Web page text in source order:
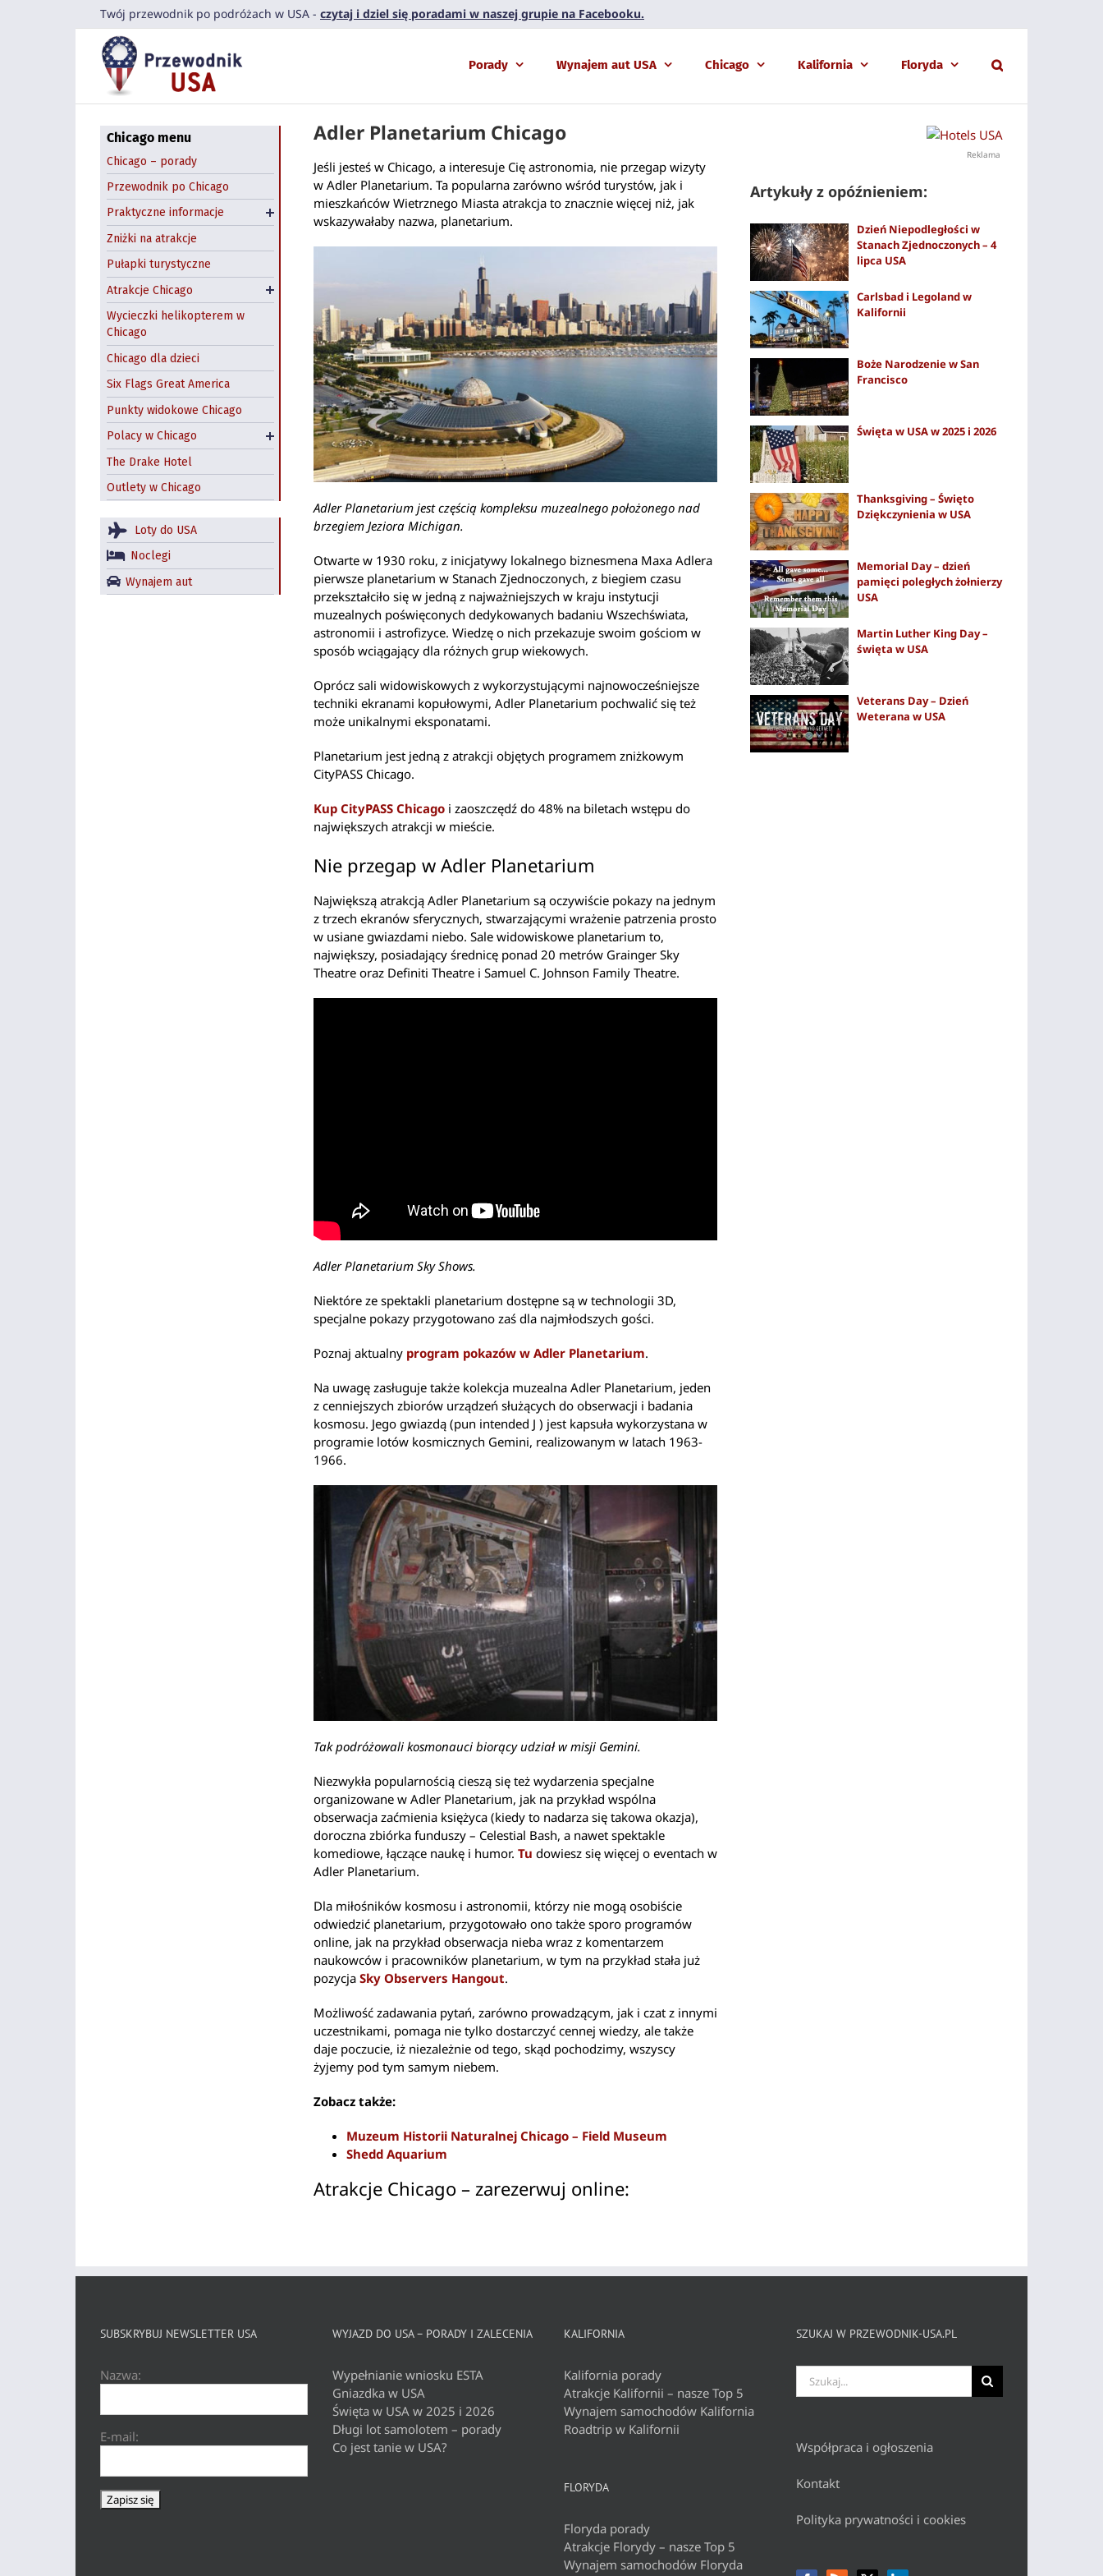
Twój przewodnik po podróżach w USA - czytaj i dziel się poradami w naszej grupie na Facebooku.
Porady Wynajem aut USA Chicago Kalifornia Floryda
Adler Planetarium Chicago
Jeśli jesteś w Chicago, a interesuje Cię astronomia, nie przegap wizyty
w Adler Planetarium. Ta popularna zarówno wśród turystów, jak i
mieszkańców Wietrznego Miasta atrakcja to znacznie więcej niż, jak
wskazywałaby nazwa, planetarium.
Adler Planetarium jest częścią kompleksu muzealnego położonego nad
brzegiem Jeziora Michigan.
Otwarte w 1930 roku, z inicjatywy lokalnego biznesmena Maxa Adlera
pierwsze planetarium w Stanach Zjednoczonych, z biegiem czasu
przekształciło się w jedną z najważniejszych w kraju instytucji
muzealnych poświęconych dedykowanych badaniu Wszechświata,
astronomii i astrofizyce. Wiedzę o nich przekazuje swoim gościom w
sposób wciągający dla różnych grup wiekowych.
Oprócz sali widowiskowych z wykorzystującymi najnowocześniejsze
techniki ekranami kopułowymi, Adler Planetarium pochwalić się też
może unikalnymi eksponatami.
Planetarium jest jedną z atrakcji objętych programem zniżkowym
CityPASS Chicago.
Kup CityPASS Chicago i zaoszczędź do 48% na biletach wstępu do
największych atrakcji w mieście.
Nie przegap w Adler Planetarium
Największą atrakcją Adler Planetarium są oczywiście pokazy na jednym
z trzech ekranów sferycznych, stwarzającymi wrażenie patrzenia prosto
w usiane gwiazdami niebo. Sale widowiskowe planetarium to,
największy, posiadający średnicę ponad 20 metrów Grainger Sky
Theatre oraz Definiti Theatre i Samuel C. Johnson Family Theatre.
Adler Planetarium Sky Shows.
Niektóre ze spektakli planetarium dostępne są w technologii 3D,
specjalne pokazy przygotowano zaś dla najmłodszych gości.
Poznaj aktualny program pokazów w Adler Planetarium.
Na uwagę zasługuje także kolekcja muzealna Adler Planetarium, jeden
z cenniejszych zbiorów urządzeń służących do obserwacji i badania
kosmosu. Jego gwiazdą (pun intended J ) jest kapsuła wykorzystana w
programie lotów kosmicznych Gemini, realizowanym w latach 1963-
1966.
Tak podróżowali kosmonauci biorący udział w misji Gemini.
Niezwykła popularnością cieszą się też wydarzenia specjalne
organizowane w Adler Planetarium, jak na przykład wspólna
obserwacja zaćmienia księżyca (kiedy to nadarza się takowa okazja),
doroczna zbiórka funduszy – Celestial Bash, a nawet spektakle
komediowe, łączące naukę i humor. Tu dowiesz się więcej o eventach w
Adler Planetarium.
Dla miłośników kosmosu i astronomii, którzy nie mogą osobiście
odwiedzić planetarium, przygotowało ono także sporo programów
online, jak na przykład obserwacja nieba wraz z komentarzem
naukowców i pracowników planetarium, w tym na przykład stała już
pozycja Sky Observers Hangout.
Możliwość zadawania pytań, zarówno prowadzącym, jak i czat z innymi
uczestnikami, pomaga nie tylko dostarczyć cennej wiedzy, ale także
daje poczucie, iż niezależnie od tego, skąd pochodzimy, wszyscy
żyjemy pod tym samym niebem.
Zobacz także:
Muzeum Historii Naturalnej Chicago – Field Museum
Shedd Aquarium
Atrakcje Chicago – zarezerwuj online:
Chicago menu
Chicago – porady
Przewodnik po Chicago
Praktyczne informacje
Komunikacja miejska
Co zjeść?
Przestępczość w
Chicago
Dzień św. Patryka
Halloween: farmy
dyniowe
Wynajem samochodów
Chicago
Hostel w Chicago
Zniżki na atrakcje
Pułapki turystyczne
Atrakcje Chicago
Navy Pier
Field Museum
Shedd Aquarium
Art Institute of Chicago
Pedway Chicago
Chicago Riverwalk
Chicago Theatre
Atrakcje na świeżym
powietrzu
Zwiedzanie Chicago
łodzią
Wycieczki z Chicago
Wycieczki helikopterem w
Chicago
Chicago dla dzieci
Six Flags Great America
Punkty widokowe Chicago
Polacy w Chicago
Polskie restauracje w
Chicago
Jackowo – nadal polska
dzielnica Chicago?
The Drake Hotel
Outlety w Chicago
Loty do USA
Noclegi
Wynajem aut
Reklama
Artykuły z opóźnieniem:
Dzień Niepodległości w
Stanach Zjednoczonych – 4
lipca USA
Carlsbad i Legoland w
Kalifornii
Boże Narodzenie w San
Francisco
Święta w USA w 2025 i 2026
Thanksgiving – Święto
Dziękczynienia w USA
Memorial Day – dzień
pamięci poległych żołnierzy
USA
Martin Luther King Day –
święta w USA
Veterans Day – Dzień
Weterana w USA
SUBSKRYBUJ NEWSLETTER USA
Nazwa:
E-mail:
WYJAZD DO USA – PORADY I ZALECENIA
Wypełnianie wniosku ESTA
Gniazdka w USA
Święta w USA w 2025 i 2026
Długi lot samolotem – porady
Co jest tanie w USA?
KALIFORNIA
Kalifornia porady
Atrakcje Kalifornii – nasze Top 5
Wynajem samochodów Kalifornia
Roadtrip w Kalifornii
FLORYDA
Floryda porady
Atrakcje Florydy – nasze Top 5
Wynajem samochodów Floryda
SZUKAJ W PRZEWODNIK-USA.PL
Szukaj
Współpraca i ogłoszenia
Kontakt
Polityka prywatności i cookies